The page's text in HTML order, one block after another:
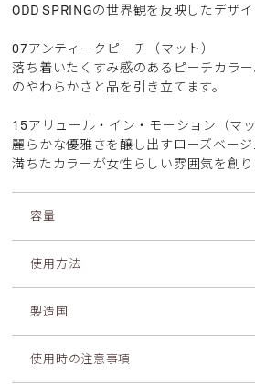
ODD SPRINGの世界観を反映したデザ
07アンティークピーチ（マット）
落ち着いたくすみ感のあるピーチカラ
のやわらかさと品を引き立てます。
15アリュール・イン・モーション（マッ
麗らかな優雅さを醸し出すローズベー
満ちたカラーが女性らしい雰囲気を創り
容量
使用方法
製造国
使用時の注意事項